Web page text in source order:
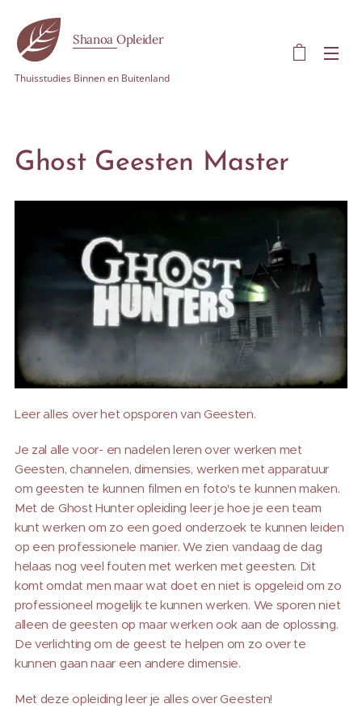
Shanoa Opleider
Thuisstudies Binnen en Buitenland
Ghost Geesten Master
Leer alles over het opsporen van Geesten.
Je zal alle voor- en nadelen leren over werken met
Geesten, channelen, dimensies, werken met apparatuur
om geesten te kunnen filmen en foto's te kunnen maken.
Met de Ghost Hunter opleiding leer je hoe je een team
kunt werken om zo een goed onderzoek te kunnen leiden
op een professionele manier. We zien vandaag de dag
helaas nog veel fouten met werken met geesten. Dit
komt omdat men maar wat doet en niet is opgeleid om zo
professioneel mogelijk te kunnen werken. We sporen niet
alleen de geesten op maar werken ook aan de oplossing.
De verlichting om de geest te helpen om zo over te
kunnen gaan naar een andere dimensie.
Met deze opleiding leer je alles over Geesten!